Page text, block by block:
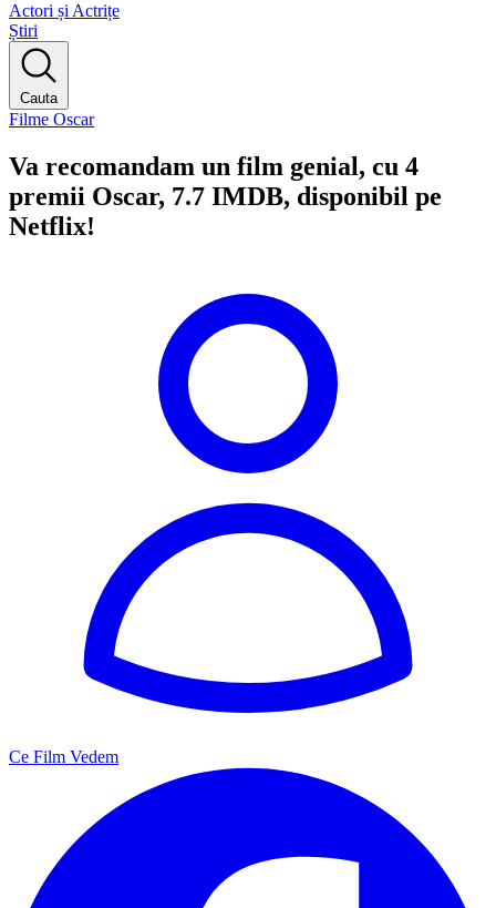
Actori și Actrițe
Știri
Cauta
Filme Oscar
Va recomandam un film genial, cu 4
premii Oscar, 7.7 IMDB, disponibil pe
Netflix!
Ce Film Vedem